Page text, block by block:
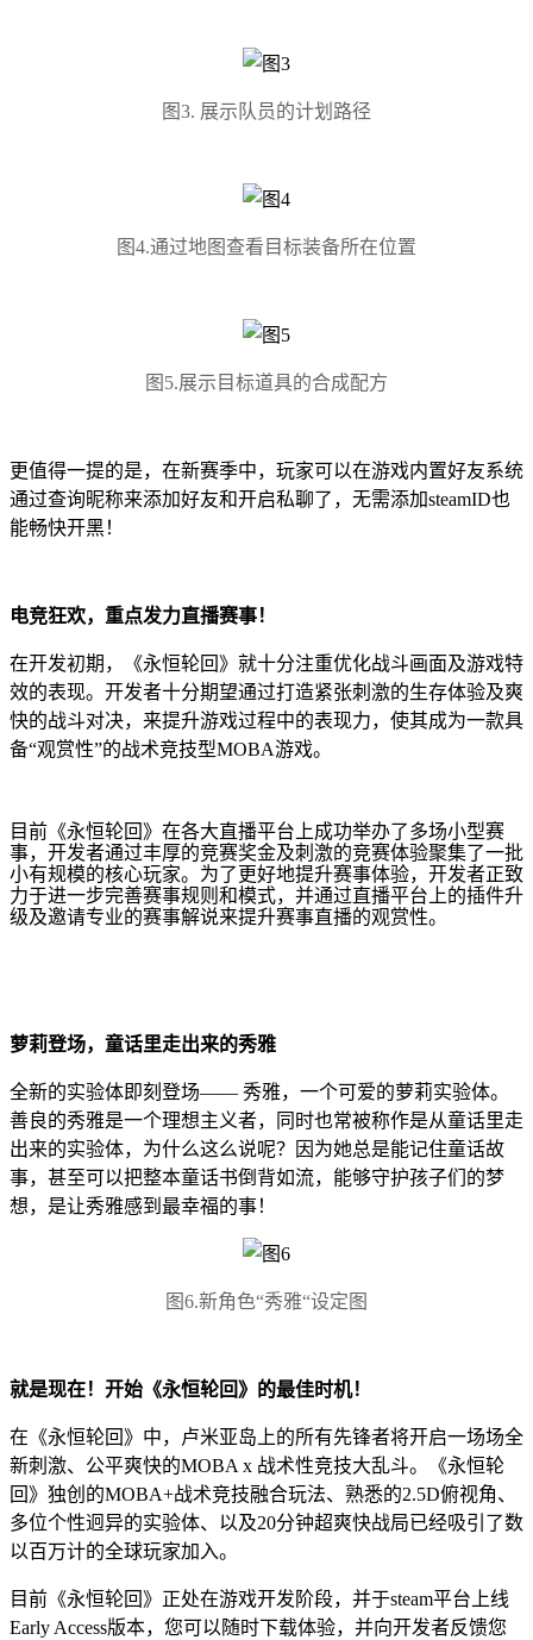
图3. 展示队员的计划路径
图4.通过地图查看目标装备所在位置
图5.展示目标道具的合成配方
更值得一提的是，在新赛季中，玩家可以在游戏内置好友系统
通过查询昵称来添加好友和开启私聊了，无需添加steamID也
能畅快开黑！
电竞狂欢，重点发力直播赛事！
在开发初期，《永恒轮回》就十分注重优化战斗画面及游戏特
效的表现。开发者十分期望通过打造紧张刺激的生存体验及爽
快的战斗对决，来提升游戏过程中的表现力，使其成为一款具
备“观赏性”的战术竞技型MOBA游戏。
目前《永恒轮回》在各大直播平台上成功举办了多场小型赛
事，开发者通过丰厚的竞赛奖金及刺激的竞赛体验聚集了一批
小有规模的核心玩家。为了更好地提升赛事体验，开发者正致
力于进一步完善赛事规则和模式，并通过直播平台上的插件升
级及邀请专业的赛事解说来提升赛事直播的观赏性。
萝莉登场，童话里走出来的秀雅
全新的实验体即刻登场—— 秀雅，一个可爱的萝莉实验体。
善良的秀雅是一个理想主义者，同时也常被称作是从童话里走
出来的实验体，为什么这么说呢？因为她总是能记住童话故
事，甚至可以把整本童话书倒背如流，能够守护孩子们的梦
想，是让秀雅感到最幸福的事！
图6.新角色“秀雅“设定图
就是现在！开始《永恒轮回》的最佳时机！
在《永恒轮回》中，卢米亚岛上的所有先锋者将开启一场场全
新刺激、公平爽快的MOBA x 战术性竞技大乱斗。《永恒轮
回》独创的MOBA+战术竞技融合玩法、熟悉的2.5D俯视角、
多位个性迥异的实验体、以及20分钟超爽快战局已经吸引了数
以百万计的全球玩家加入。
目前《永恒轮回》正处在游戏开发阶段，并于steam平台上线
Early Access版本，您可以随时下载体验，并向开发者反馈您